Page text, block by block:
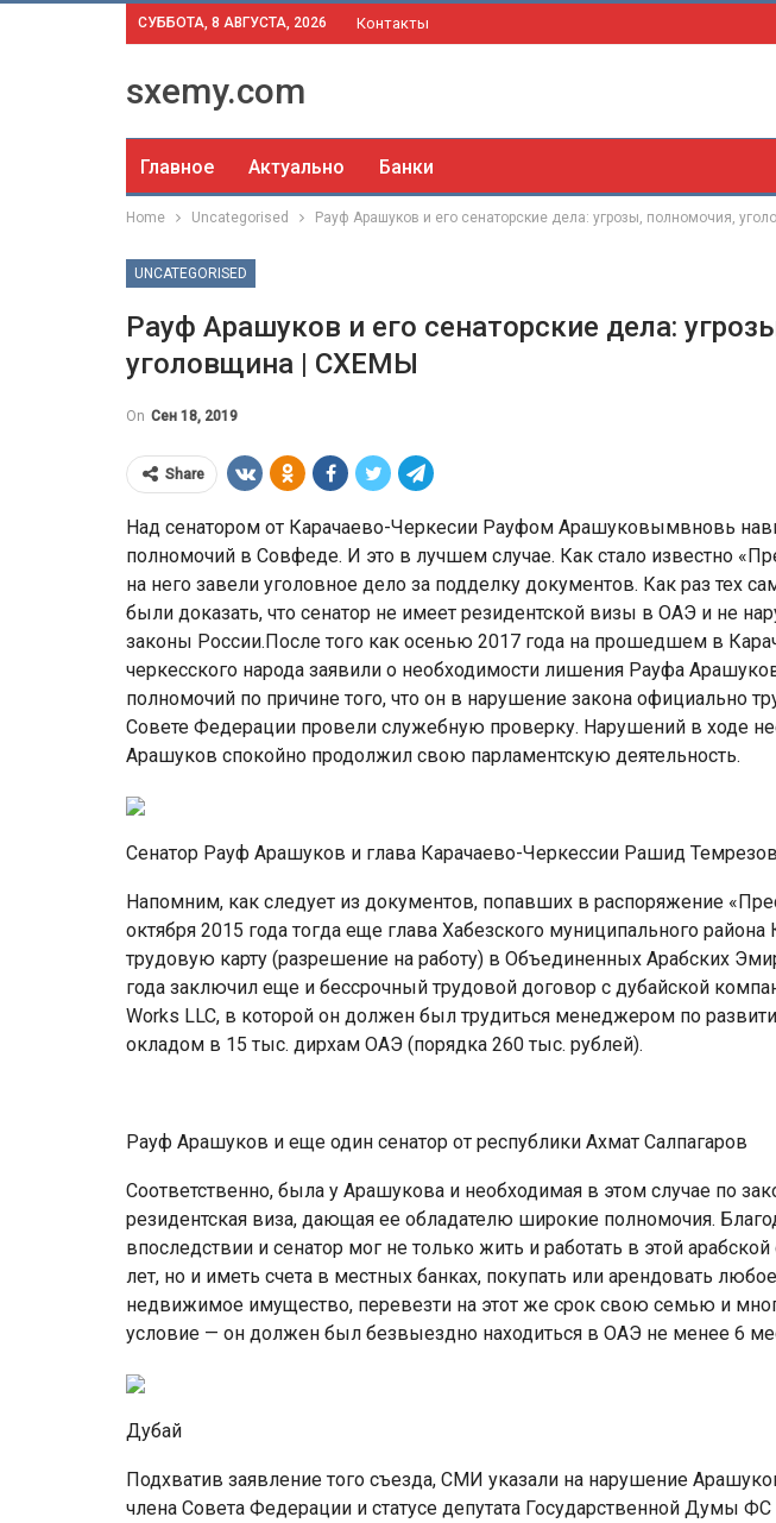
СУББОТА, 8 АВГУСТА, 2026 Контакты
sxemy.com
Главное Актуально Банки
Home Uncategorised Рауф Арашуков и его сенаторские дела: угрозы, полномочия,
UNCATEGORISED
Рауф Арашуков и его сенаторские дела:
уголовщина | СХЕМЫ
On Сен 18, 2019
Share
Над сенатором от Карачаево-Черкесии Рауфом Арашуковымвновь
полномочий в Совфеде. И это в лучшем случае. Как стало известно
на него завели уголовное дело за подделку документов. Как раз тех
были доказать, что сенатор не имеет резидентской визы в ОАЭ и не
законы России.После того как осенью 2017 года на прошедшем в
черкесского народа заявили о необходимости лишения Рауфа
полномочий по причине того, что он в нарушение закона официально
Совете Федерации провели служебную проверку. Нарушений в ходе
Арашуков спокойно продолжил свою парламентскую деятельность.
Сенатор Рауф Арашуков и глава Карачаево-Черкессии Рашид Темрезов
Напомним, как следует из документов, попавших в распоряжение
октября 2015 года тогда еще глава Хабезского муниципального
трудовую карту (разрешение на работу) в Объединенных Арабских
года заключил еще и бессрочный трудовой договор с дубайской
Works LLC, в которой он должен был трудиться менеджером по
окладом в 15 тыс. дирхам ОАЭ (порядка 260 тыс. рублей).
Рауф Арашуков и еще один сенатор от республики Ахмат Салпагаров
Соответственно, была у Арашукова и необходимая в этом случае по
резидентская виза, дающая ее обладателю широкие полномочия.
впоследствии и сенатор мог не только жить и работать в этой
лет, но и иметь счета в местных банках, покупать или арендовать
недвижимое имущество, перевезти на этот же срок свою семью и
условие — он должен был безвыездно находиться в ОАЭ не менее 6
Дубай
Подхватив заявление того съезда, СМИ указали на нарушение
члена Совета Федерации и статусе депутата Государственной Думы